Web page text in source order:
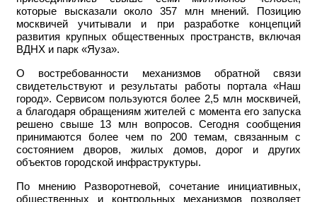
которые высказали около 357 млн мнений. Позицию
москвичей учитывали и при разработке концепций
развития крупных общественных пространств, включая
ВДНХ и парк «Яуза».
О востребованности механизмов обратной связи
свидетельствуют и результаты работы портала «Наш
город». Сервисом пользуются более 2,5 млн москвичей,
а благодаря обращениям жителей с момента его запуска
решено свыше 13 млн вопросов. Сегодня сообщения
принимаются более чем по 200 темам, связанным с
состоянием дворов, жилых домов, дорог и других
объектов городской инфраструктуры.
По мнению Разворотневой, сочетание инициативных,
общественных и контрольных механизмов позволяет